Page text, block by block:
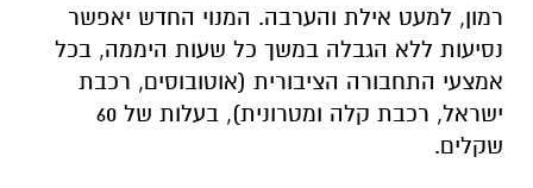
רמון, למעט אילת והערבה. המנוי החדש יאפשר
נסיעות ללא הגבלה במשך כל שעות היממה, בכל
אמצעי התחבורה הציבורית (אוטובוסים, רכבת
ישראל, רכבת קלה ומטרונית), בעלות של 60
שקלים.